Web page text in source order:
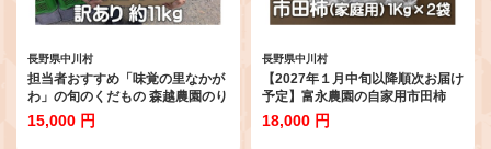
長野県中川村
担当者おすすめ「味覚の里なかが
わ」の旬のくだもの 森越農園のり
んご（サンふじ約11Kg りんご訳
あり 不揃い バラ詰め 大容量10kg
15,000 円
長野県中川村
【2027年１月中旬以降順次お届け
予定】富永農園の自家用市田柿
お徳用２パックＡ級品 ２ｋｇ
18,000 円